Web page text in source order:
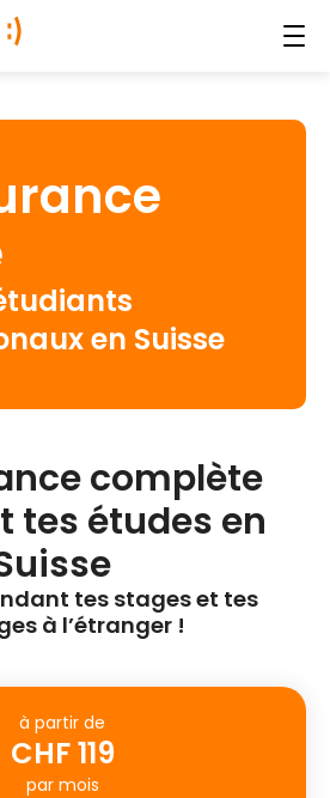
en Suisse
complète
tes études en
tes stages et tes
à l’étranger !
à partir de
CHF 119
par mois